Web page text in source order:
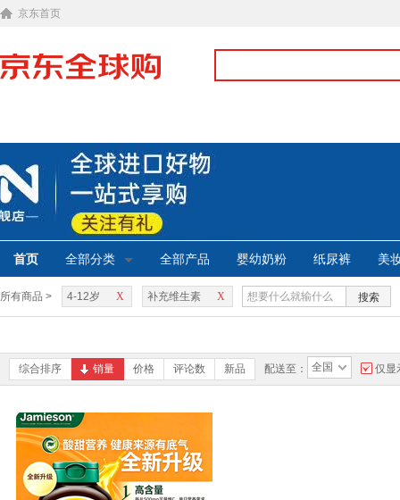
京东首页
首页 全部分类 全部产品 婴幼奶粉 纸尿裤 美
所有商品 > X
4-12岁 X
补充维生素 搜索
综合排序 销量 价格 评论数 新品 配送至： 全国 仅显